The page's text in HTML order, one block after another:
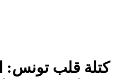
كتلة قلب تونس: